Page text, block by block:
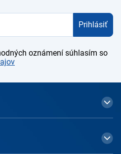
Prihlásiť
oznámení súhlasím so